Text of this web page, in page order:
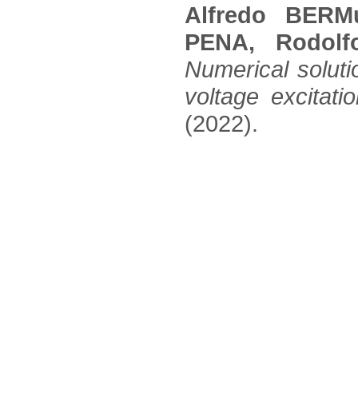
Alfredo
PENA,
Numerical
voltage
(2022).